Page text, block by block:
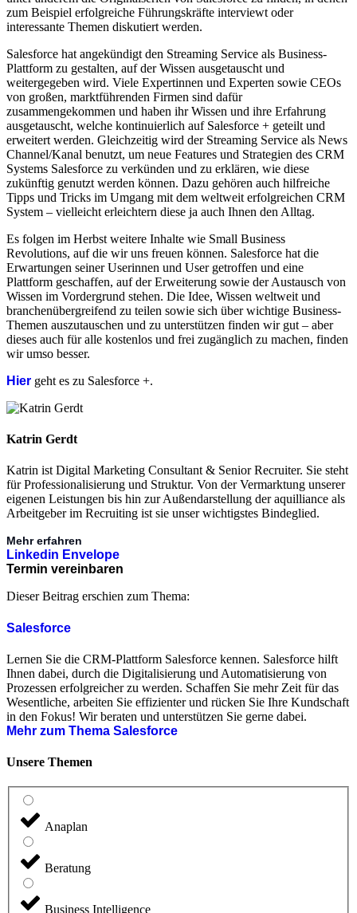
zum Beispiel erfolgreiche Führungskräfte interviewt oder
interessante Themen diskutiert werden.
Salesforce hat angekündigt den Streaming Service als Business-
Plattform zu gestalten, auf der Wissen ausgetauscht und
weitergegeben wird. Viele Expertinnen und Experten sowie CEOs
von großen, marktführenden Firmen sind dafür
zusammengekommen und haben ihr Wissen und ihre Erfahrung
ausgetauscht, welche kontinuierlich auf Salesforce + geteilt und
erweitert werden. Gleichzeitig wird der Streaming Service als News
Channel/Kanal benutzt, um neue Features und Strategien des CRM
Systems Salesforce zu verkünden und zu erklären, wie diese
zukünftig genutzt werden können. Dazu gehören auch hilfreiche
Tipps und Tricks im Umgang mit dem weltweit erfolgreichen CRM
System – vielleicht erleichtern diese ja auch Ihnen den Alltag.
Es folgen im Herbst weitere Inhalte wie Small Business
Revolutions, auf die wir uns freuen können. Salesforce hat die
Erwartungen seiner Userinnen und User getroffen und eine
Plattform geschaffen, auf der Erweiterung sowie der Austausch von
Wissen im Vordergrund stehen. Die Idee, Wissen weltweit und
branchenübergreifend zu teilen sowie sich über wichtige Business-
Themen auszutauschen und zu unterstützen finden wir gut – aber
dieses auch für alle kostenlos und frei zugänglich zu machen, finden
wir umso besser.
Hier geht es zu Salesforce +.
Katrin Gerdt
Katrin ist Digital Marketing Consultant & Senior Recruiter. Sie steht
für Professionalisierung und Struktur. Von der Vermarktung unserer
eigenen Leistungen bis hin zur Außendarstellung der aquilliance als
Arbeitgeber im Recruiting ist sie unser wichtigstes Bindeglied.
Mehr erfahren
Linkedin Envelope
Termin vereinbaren
Dieser Beitrag erschien zum Thema:
Salesforce
Lernen Sie die CRM-Plattform Salesforce kennen. Salesforce hilft
Ihnen dabei, durch die Digitalisierung und Automatisierung von
Prozessen erfolgreicher zu werden. Schaffen Sie mehr Zeit für das
Wesentliche, arbeiten Sie effizienter und rücken Sie Ihre Kundschaft
in den Fokus! Wir beraten und unterstützen Sie gerne dabei.
Mehr zum Thema Salesforce
Unsere Themen
Anaplan
Beratung
Business Intelligence